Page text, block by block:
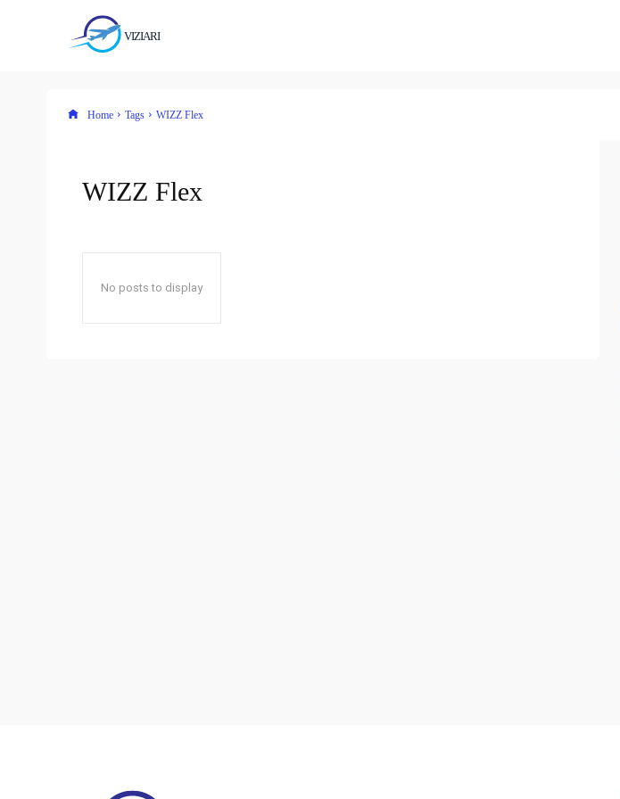
VIZIARI
Home Tags WIZZ Flex
WIZZ Flex
No posts to display